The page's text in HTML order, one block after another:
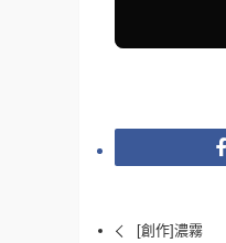
[創作]濃霧